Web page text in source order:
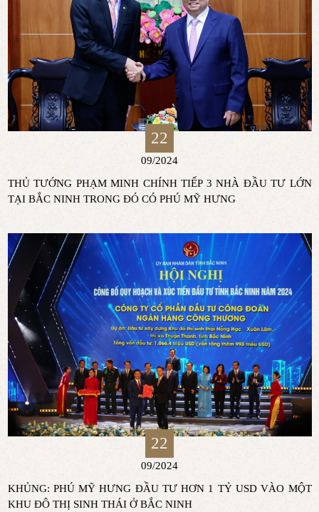
22
09/2024
THỦ TƯỚNG PHẠM MINH CHÍNH TIẾP 3 NHÀ ĐẦU TƯ LỚN
TẠI BẮC NINH TRONG ĐÓ CÓ PHÚ MỸ HƯNG
22
09/2024
KHỦNG: PHÚ MỸ HƯNG ĐẦU TƯ HƠN 1 TỶ USD VÀO MỘT
KHU ĐÔ THỊ SINH THÁI Ở BẮC NINH